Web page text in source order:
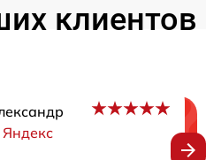
клиентов
Яндекс